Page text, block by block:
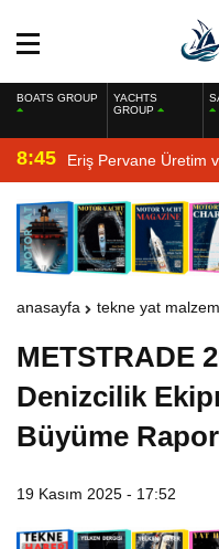
BOATS GROUP
YACHTS
GROUP
8:45 Eriş Pervane Üretim
anasayfa tekne yat
METSTRADE
Denizcilik
Büyüme
19 Kasım 2025 - 17:52